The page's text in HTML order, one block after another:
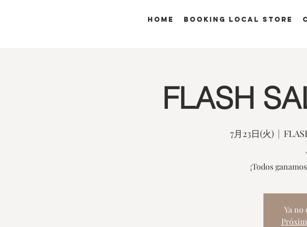
Home Booking Local Store
FLASH
7月23日(火)
  |
¡Todos
Ya no